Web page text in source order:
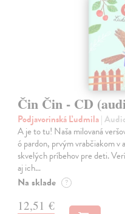
Čin Čin - CD
Podjavorinská Ľudmila|
A je to tu! Naša milovaná
ó pardon, prvým vrabčiakom v
skvelých príbehov pre deti.
aj ich…
Na sklade ?
12,51 €